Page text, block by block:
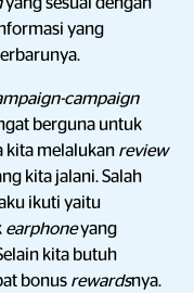
yang
campaign
berguna untuk
kita melalukan review
kita jalani. Salah
ikuti yaitu
earphoneyang
kita butuh
bonus rewardsnya.